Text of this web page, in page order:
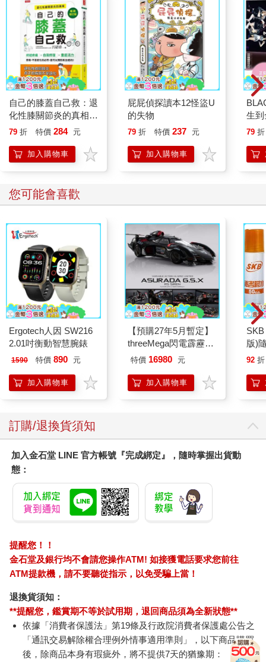
自己的膝蓋自己救：退
化性膝關節炎的真相
【暢銷增訂版】
79 折 特價 284 元
加入購物車
屁屁偵探讀本12怪盜U
的失物
79 折 特價 237 元
加入購物車
生
世
奇！
79 折
您可能會喜歡
Ergotech人因 SW216
2.01吋衡動智慧腕錶
1590 特價 890 元
加入購物車
【預購27年5月暫定】
threeMega閃電霹靂車
VA Hi-SPEC UNITED
SIREN 黑色限定
特價 16980 元
加入購物車
版)
92 折
訂購/退換貨須知
加入金石堂 LINE 官方帳號『完成綁定』，隨時掌握出貨動
態：
提醒您！！
金石堂及銀行均不會請您操作ATM! 如接獲電話要求您前往
ATM提款機，請不要聽從指示，以免受騙上當！
退換貨須知：
**提醒您，鑑賞期不等於試用期，退回商品須為全新狀態**
依據「消費者保護法」第19條及行政院消費者保護處公告之
「通訊交易解除權合理例外情事適用準則」，以下商品購買
後，除商品本身有瑕疵外，將不提供7天的猶豫期：